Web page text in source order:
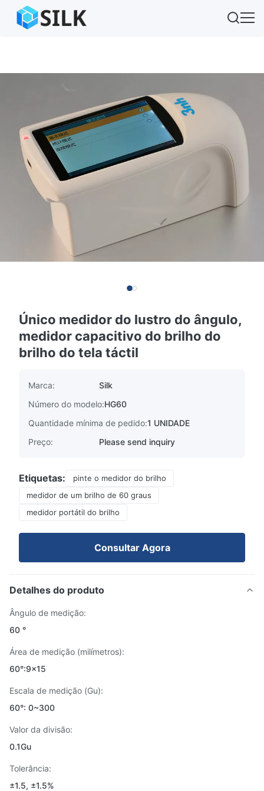
Único medidor do lustro do ângulo,
medidor capacitivo do brilho do
brilho do tela táctil
Marca:
Silk
Número do modelo:HG60
Quantidade mínima de pedido:1 UNIDADE
Preço:
Please send inquiry
Etiquetas:
pinte o medidor do brilho
medidor de um brilho de 60 graus
medidor portátil do brilho
Consultar Agora
Detalhes do produto
Ângulo de medição:
60 °
Área de medição (milímetros):
60°:9x15
Escala de medição (Gu):
60°: 0~300
Valor da divisão:
0.1Gu
Tolerância:
±1.5, ±1.5%